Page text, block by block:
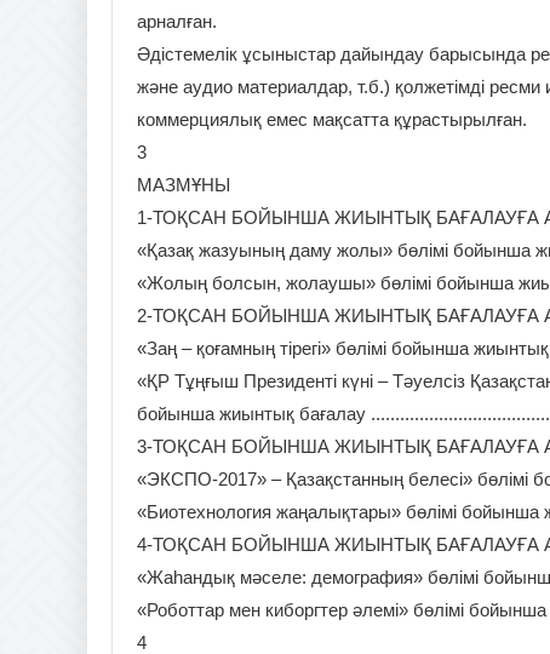
арналған.
Әдістемелік ұсыныстар дайындау барысында
және аудио материалдар, т.б.) қолжетімді
коммерциялық емес мақсатта құрастырылған.
3
МАЗМҰНЫ
1-ТОҚСАН БОЙЫНША ЖИЫНТЫҚ БАҒАЛАУҒА
«Қазақ жазуының даму жолы» бөлімі бойынша
«Жолың болсын, жолаушы» бөлімі бойынша
2-ТОҚСАН БОЙЫНША ЖИЫНТЫҚ БАҒАЛАУҒА
«Заң – қоғамның тірегі» бөлімі бойынша
«ҚР Тұңғыш Президенті күні – Тәуелсіз
бойынша жиынтық бағалау
3-ТОҚСАН БОЙЫНША ЖИЫНТЫҚ БАҒАЛАУҒА
«ЭКСПО-2017» – Қазақстанның белесі» бөлімі
«Биотехнология жаңалықтары» бөлімі бойынша
4-ТОҚСАН БОЙЫНША ЖИЫНТЫҚ БАҒАЛАУҒА
«Жаһандық мәселе: демография» бөлімі
«Роботтар мен киборгтер әлемі» бөлімі
4